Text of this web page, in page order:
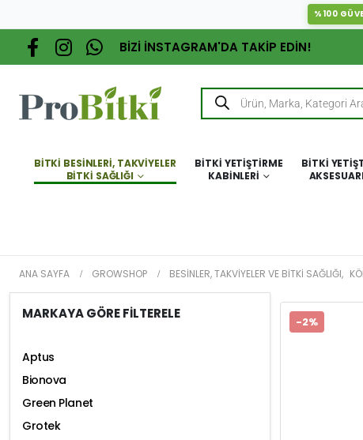
%100
BİZİ İNSTAGRAM'DA TAKİP EDİN!
BITKI BESINLERI, TAKVIYELER
BITKI SAĞLIĞI
BITKI YETIŞTIRME
KABINLERI
BITKI
ANA SAYFA GROWSHOP BESINLER, TAKVIYELER VE BITKI SAĞLIĞI,
-2%
MARKAYA GÖRE FİLTERELE
Aptus
Bionova
Green Planet
Grotek